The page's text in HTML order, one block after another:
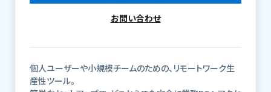
お問い合わせ
個人ユーザーや小規模チームのための、リモートワーク生
産性ツール。